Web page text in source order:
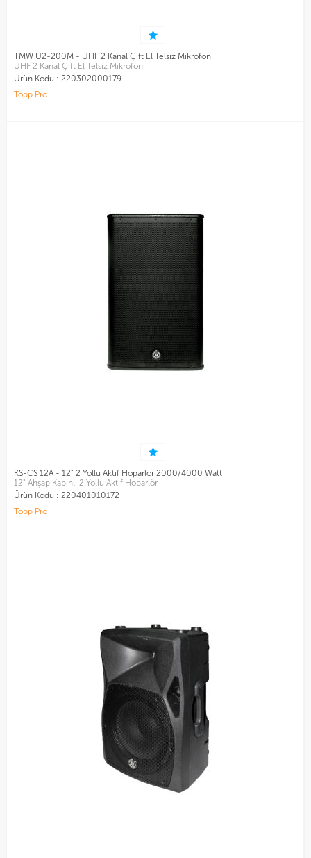
TMW U2-200M - UHF 2 Kanal Çift El Telsiz Mikrofon
UHF 2 Kanal Çift El Telsiz Mikrofon
Ürün Kodu : 220302000179
Topp Pro
KS-CS 12A - 12" 2 Yollu Aktif Hoparlör 2000/4000 Watt
12" Ahşap Kabinli 2 Yollu Aktif Hoparlör
Ürün Kodu : 220401010172
Topp Pro